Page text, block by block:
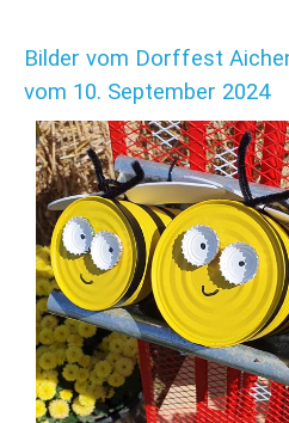
Bilder vom Dorffest
vom 10. September 2024